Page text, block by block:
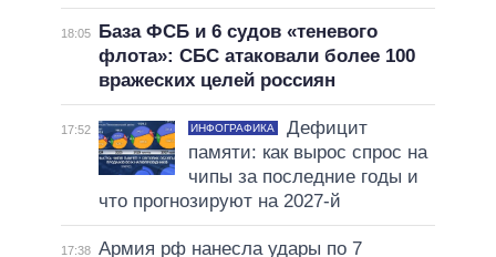
18:05
База ФСБ и 6 судов «теневого
флота»: СБС атаковали более 100
вражеских целей россиян
17:52 ИНФОГРАФИКА
Дефицит
памяти: как вырос спрос на
чипы за последние годы и
что прогнозируют на 2027-й
17:38 Армия рф нанесла удары по 7